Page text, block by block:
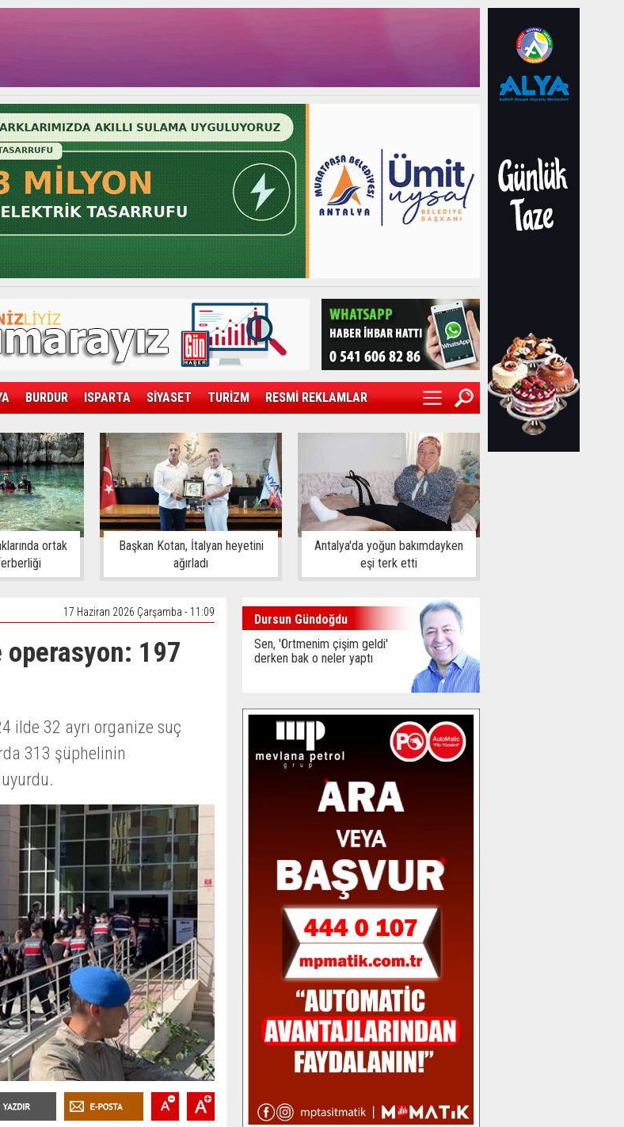
BURDUR ISPARTA SİYASET TURİZM RESMİ REKLAMLAR
DÜNYA
ortak
Başkan Kotan, İtalyan heyetini
ağırladı
Antalya'da yoğun bakımdayken
eşi terk etti
17 Haziran 2026 Çarşamba - 11:09
197
ilde 32 ayrı organize suç
313 şüphelinin
Dursun Gündoğdu
Sen, 'Örtmenim çişim geldi'
derken bak o neler yaptı